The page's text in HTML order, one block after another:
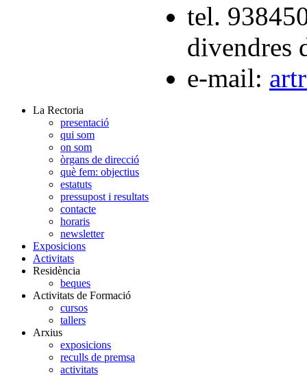
tel.
divendres
e-mail:
La Rectoria
presentació
qui som
on som
òrgans de direcció
què fem: objectius
estatuts
pressupost i resultats
contacte
horaris
newsletter
Exposicions
Activitats
Residència
beques
Activitats de Formació
cursos
tallers
Arxius
exposicions
reculls de premsa
activitats